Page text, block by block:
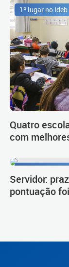
1º lugar no Ideb
Quatro
com
Servidor:
pontuação